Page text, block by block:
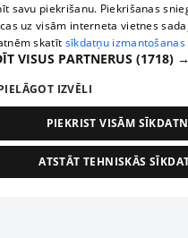
savu piekrišanu. Piekrišanas
uz visām interneta vietnes
skatīt sīkdatņu
VISUS PARTNERUS (1718) →
IZVĒLI
PIEKRIST VISĀM
ATSTĀT TEHNISKĀS